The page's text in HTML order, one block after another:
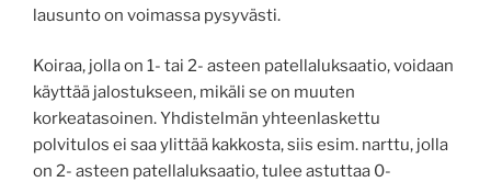
lausunto on voimassa pysyvästi.
Koiraa, jolla on 1- tai 2- asteen patellaluksaatio, voidaan
käyttää jalostukseen, mikäli se on muuten
korkeatasoinen. Yhdistelmän yhteenlaskettu
polvitulos ei saa ylittää kakkosta, siis esim. narttu, jolla
on 2- asteen patellaluksaatio, tulee astuttaa 0-